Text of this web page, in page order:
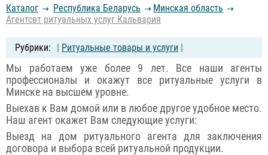
Каталог Республика Беларусь
Минская область
Агентсвт ритуальных услуг Кальвария
| Ритуальные товары и услуги |
Мы работаем уже более 9 лет. Все наши агенты
профессионалы и окажут все ритуальные услуги в
Минске на высшем уровне.
Выехав к Вам домой или в любое другое удобное место.
Наш агент окажет Вам следующие услуги:
Выезд на дом ритуального агента для заключения
договора и выбора всей ритуальной продукции.